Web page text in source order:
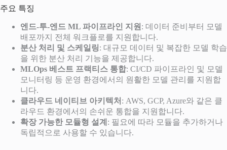
주요 특징
엔드-투-엔드 ML 파이프라인 지원 : 데이터 준비부터 모델
배포까지 전체 워크플로를 지원합니다.
분산 처리 및 스케일링: 대규모 데이터 및 복잡한 모델 학습
을 위한 분산 처리 기능을 제공합니다.
MLOps 베스트 프랙티스 통합: CI/CD 파이프라인 및 모델
모니터링 등 운영 환경에서의 원활한 모델 관리를 지원합
니다.
클라우드 네이티브 아키텍처 : AWS, GCP, Azure와 같은 클
라우드 환경에서의 손쉬운 통합을 지원합니다.
확장 가능한 모듈형 설계 : 필요에 따라 모듈을 추가하거나
독립적으로 사용할 수 있습니다.